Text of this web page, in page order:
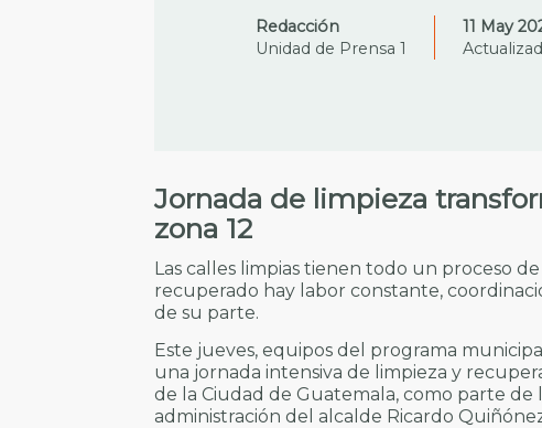
Redacción
Unidad de Prensa 1
11 May
Jornada de limpieza
zona 12
Las calles limpias tienen todo un proceso
recuperado hay labor constante,
de su parte.
Este jueves, equipos del programa
una jornada intensiva de limpieza y
de la Ciudad de Guatemala, como parte de
administración del alcalde Ricardo